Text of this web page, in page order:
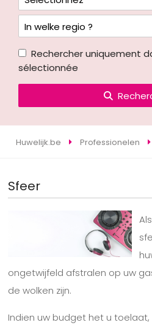
Rechercher uniquement
sélectionnée
Huwelijk.be Professionelen
Sfeer
ongetwijfeld afstralen op uw
de wolken zijn.
Indien uw budget het u